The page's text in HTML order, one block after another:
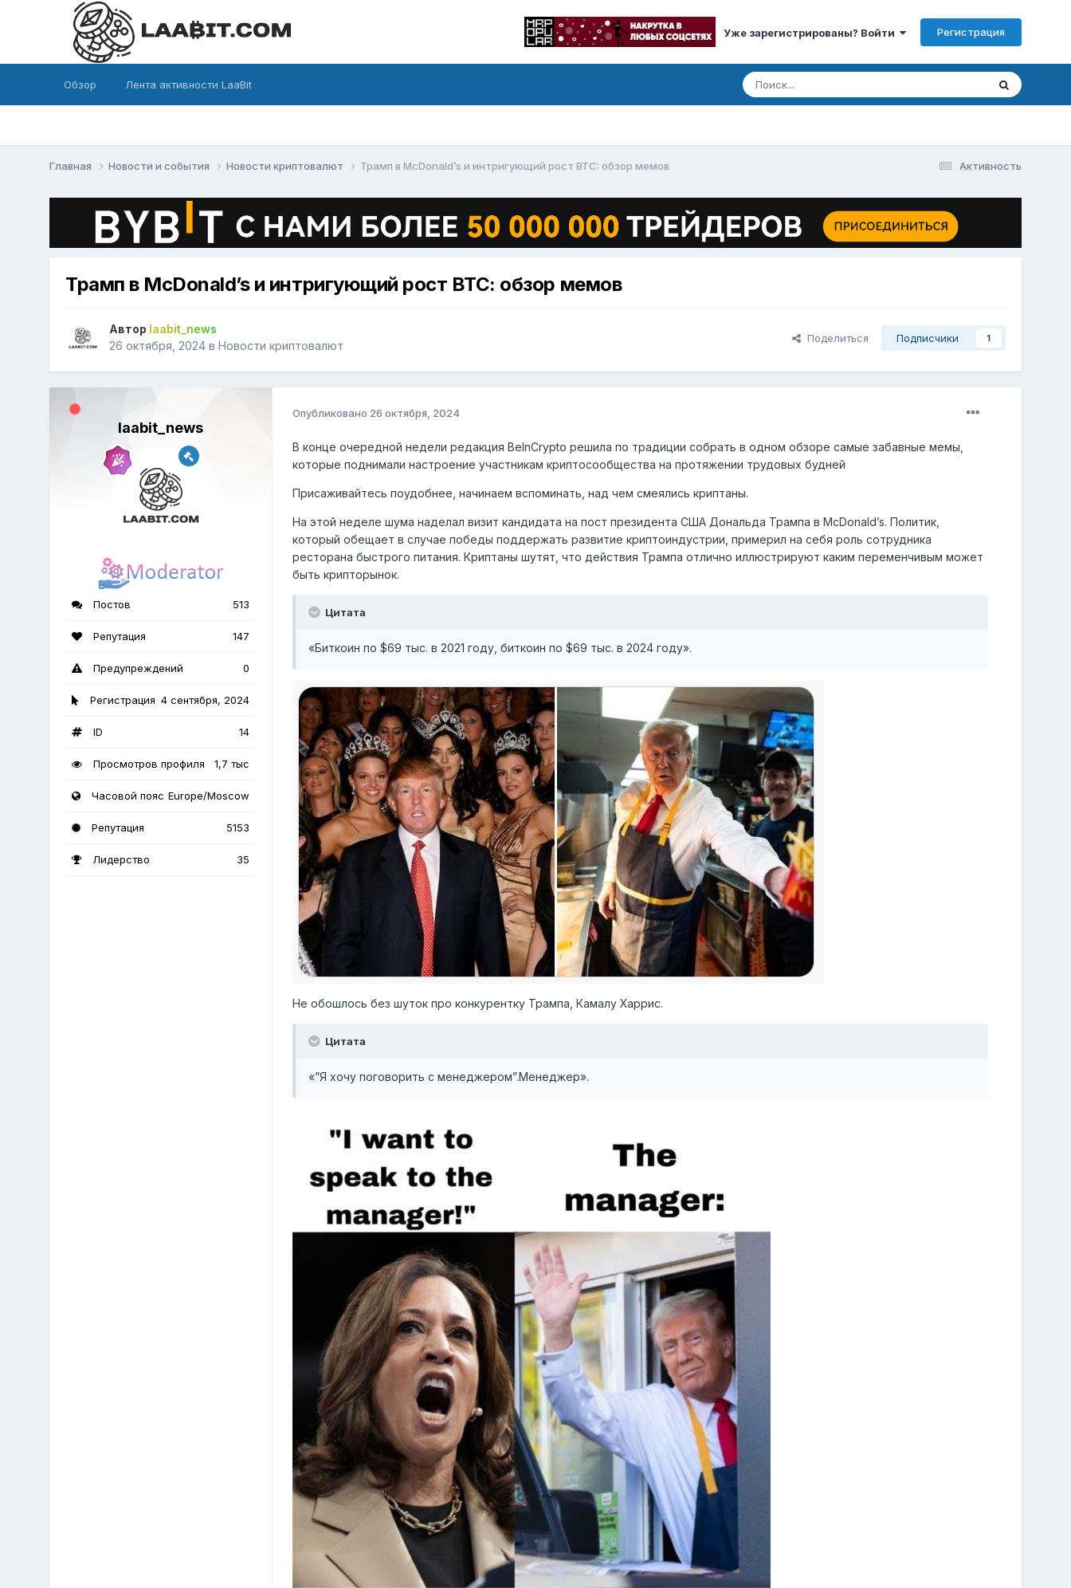
Уже зарегистрированы? Войти Регистрация
Обзор Лента активности LaaBit
Активность
Главная Новости и события Новости криптовалют Трамп в McDonald’s и интригующий рост BTC: обзор мемов
Трамп в McDonald’s и интригующий рост BTC: обзор мемов
Автор laabit_news
26 октября, 2024 вНовости криптовалют
Поделиться Подписчики 1
laabit_news
Постов 513
Репутация 147
Предупреждений 0
Регистрация 4 сентября, 2024
ID 14
Просмотров профиля 1,7 тыс
Часовой пояс Europe/Moscow
Репутация 5153
Лидерство 35
Опубликовано 26 октября, 2024
В конце очередной недели редакция BeInCrypto решила по традиции собрать в одном обзоре самые забавные мемы,
которые поднимали настроение участникам криптосообщества на протяжении трудовых будней
Присаживайтесь поудобнее, начинаем вспоминать, над чем смеялись криптаны.
На этой неделе шума наделал визит кандидата на пост президента США Дональда Трампа в McDonald’s. Политик,
который обещает в случае победы поддержать развитие криптоиндустрии, примерил на себя роль сотрудника
ресторана быстрого питания. Криптаны шутят, что действия Трампа отлично иллюстрируют каким переменчивым может
быть крипторынок.
Цитата
«Биткоин по $69 тыс. в 2021 году, биткоин по $69 тыс. в 2024 году».
Не обошлось без шуток про конкурентку Трампа, Камалу Харрис.
Цитата
«”Я хочу поговорить с менеджером”.Менеджер».